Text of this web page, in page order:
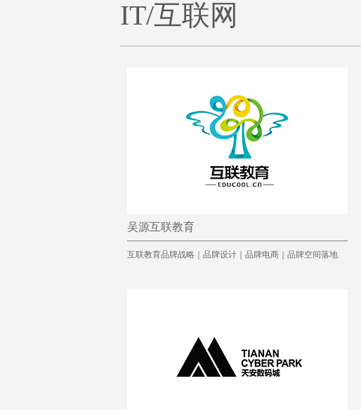
IT/互联网
吴源互联教育
互联教育品牌战略｜品牌设计｜品牌电商｜品牌空间落地